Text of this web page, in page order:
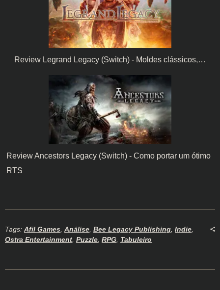
Review Legrand Legacy (Switch) - Moldes clássicos,…
Review Ancestors Legacy (Switch) - Como portar um ótimo
RTS
Tags: Afil Games, Análise, Bee Legacy Publishing, Indie,
Ostra Entertainment, Puzzle, RPG, Tabuleiro